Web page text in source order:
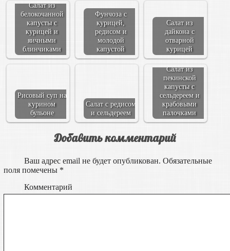
Салат из
белокочанной
капусты с
курицей и
яичными
блинчиками
Фунчоза с
курицей,
редисом и
молодой
капустой
Салат из
дайкона с
отварной
курицей
Рисовый суп на
курином
бульоне
Салат с редисом
и сельдереем
Салат из
пекинской
капусты с
сельдереем и
крабовыми
палочками
Добавить комментарий
Ваш адрес email не будет опубликован. Обязательные
поля помечены *
Комментарий